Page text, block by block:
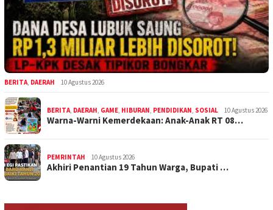
BERITA DAERAH 10 Agustus 2026
BERITA DAERAH GAME HIBURAN PENDIDIKAN SOSIAL 10 Agustus 2026
Warna-Warni Kemerdekaan: Anak-Anak RT 08…
PEMRINTAH 10 Agustus 2026
Akhiri Penantian 19 Tahun Warga, Bupati …